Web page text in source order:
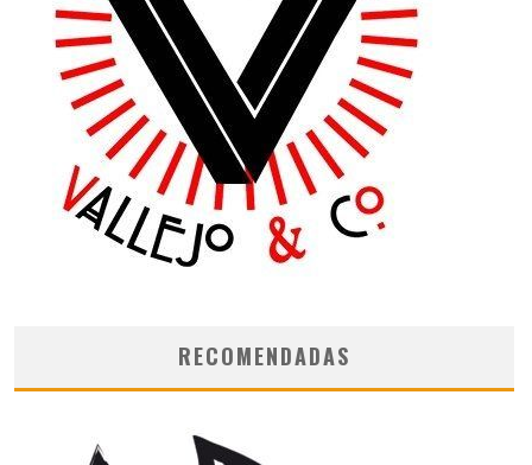
RECOMENDADAS